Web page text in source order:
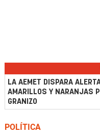
LA AEMET DISPARA
AMARILLOS Y NARANJAS
GRANIZO
POLÍTICA